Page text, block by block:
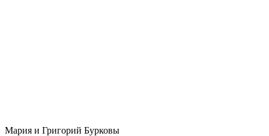
Мария и Григорий Бурковы